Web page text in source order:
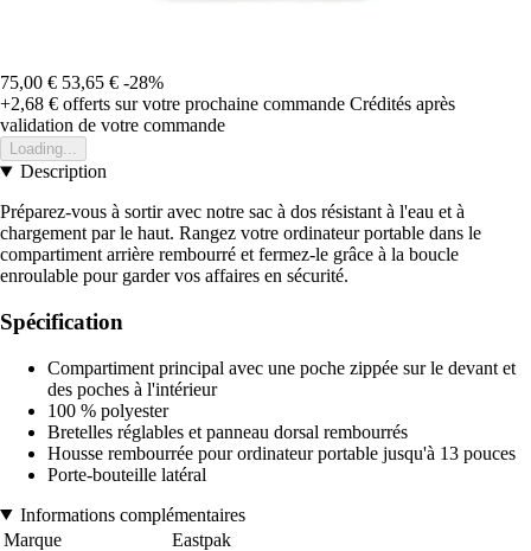
75,00 € 53,65 € -28%
+2,68 € offerts sur votre prochaine commande Crédités après
validation de votre commande
Loading...
Description
Préparez-vous à sortir avec notre sac à dos résistant à l'eau et à
chargement par le haut. Rangez votre ordinateur portable dans le
compartiment arrière rembourré et fermez-le grâce à la boucle
enroulable pour garder vos affaires en sécurité.
Spécification
Compartiment principal avec une poche zippée sur le devant et
des poches à l'intérieur
100 % polyester
Bretelles réglables et panneau dorsal rembourrés
Housse rembourrée pour ordinateur portable jusqu'à 13 pouces
Porte-bouteille latéral
Informations complémentaires
Marque
Eastpak